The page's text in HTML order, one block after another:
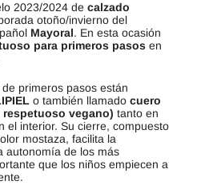
2023/2024 de calzado
otoño/invierno del
Mayoral. En esta ocasión
para primeros pasos en
primeros pasos están
o también llamado cuero
vegano) tanto en
el interior. Su cierre, compuesto
mostaza, facilita la
autonomía de los más
que los niños empiecen a